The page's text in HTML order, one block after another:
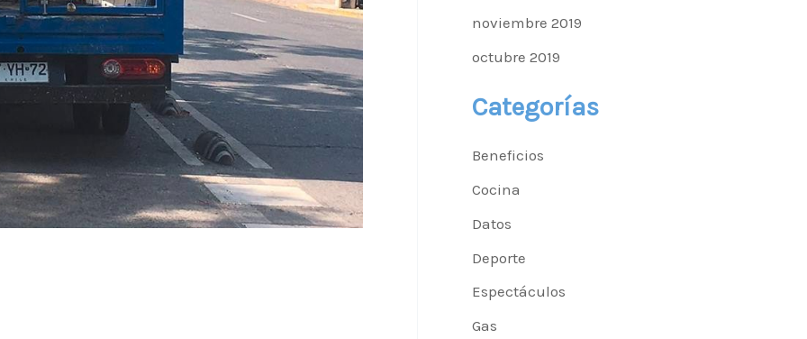
noviembre 2019
octubre 2019
Categorías
Beneficios
Cocina
Datos
Deporte
Espectáculos
Gas